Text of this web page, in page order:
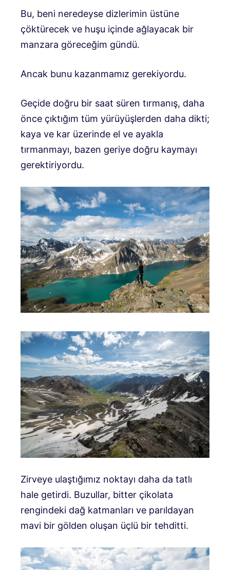
Bu, beni neredeyse dizlerimin üstüne
çöktürecek ve huşu içinde ağlayacak bir
manzara göreceğim gündü.
Ancak bunu kazanmamız gerekiyordu.
Geçide doğru bir saat süren tırmanış, daha
önce çıktığım tüm yürüyüşlerden daha dikti;
kaya ve kar üzerinde el ve ayakla
tırmanmayı, bazen geriye doğru kaymayı
gerektiriyordu.
Zirveye ulaştığımız noktayı daha da tatlı
hale getirdi. Buzullar, bitter çikolata
rengindeki dağ katmanları ve parıldayan
mavi bir gölden oluşan üçlü bir tehditti.